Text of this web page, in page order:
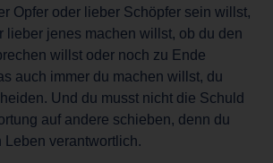
Opfer oder lieber Schöpfer sein willst,
lieber jenes machen willst, ob du den
willst oder noch zu Ende
auch immer du machen willst, du
Und du musst nicht die Schuld
auf andere schieben, denn du
Leben verantwortlich.